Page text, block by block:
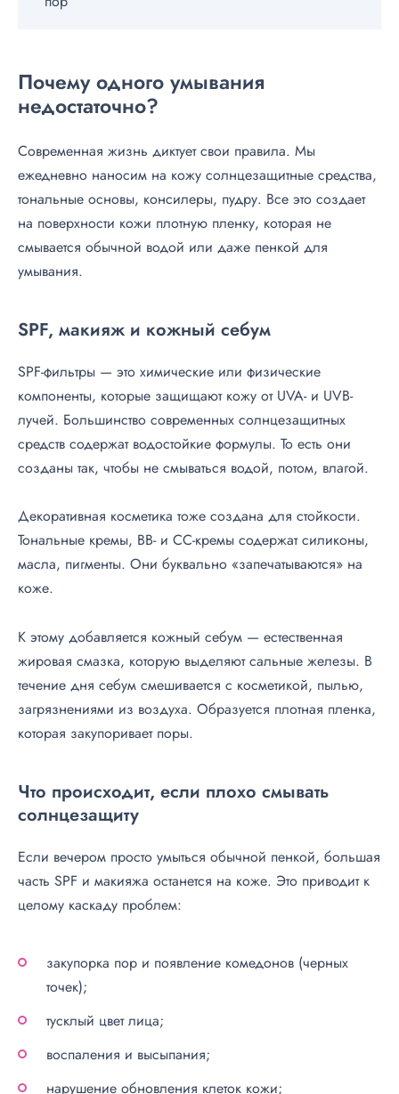
Почему одного умывания
недостаточно?
Современная жизнь диктует свои правила. Мы
ежедневно наносим на кожу солнцезащитные средства,
тональные основы, консилеры, пудру. Все это создает
на поверхности кожи плотную пленку, которая не
смывается обычной водой или даже пенкой для
умывания.
SPF, макияж и кожный себум
SPF-фильтры — это химические или физические
компоненты, которые защищают кожу от UVA- и UVB-
лучей. Большинство современных солнцезащитных
средств содержат водостойкие формулы. То есть они
созданы так, чтобы не смываться водой, потом, влагой.
Декоративная косметика тоже создана для стойкости.
Тональные кремы, BB- и CC-кремы содержат силиконы,
масла, пигменты. Они буквально «запечатываются» на
коже.
К этому добавляется кожный себум — естественная
жировая смазка, которую выделяют сальные железы. В
течение дня себум смешивается с косметикой, пылью,
загрязнениями из воздуха. Образуется плотная пленка,
которая закупоривает поры.
Что происходит, если плохо смывать
солнцезащиту
Если вечером просто умыться обычной пенкой, большая
часть SPF и макияжа останется на коже. Это приводит к
целому каскаду проблем:
закупорка пор и появление комедонов (черных
точек);
тусклый цвет лица;
воспаления и высыпания;
нарушение обновления клеток кожи;